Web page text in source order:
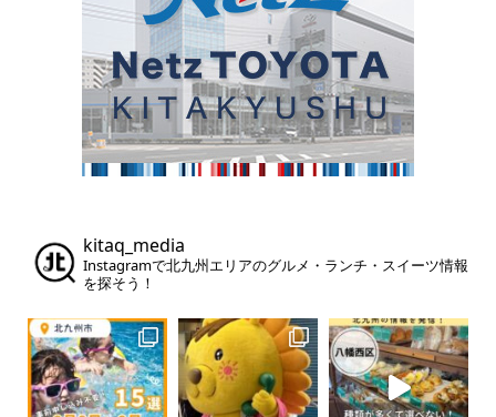
kitaq_media
Instagramで北九州エリアのグルメ・ランチ・スイーツ情報
を探そう！